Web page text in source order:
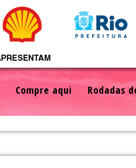
Compre aqui Rodadas